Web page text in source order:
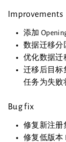
Improvements
添加
数据迁移分
优化数据迁
迁移后目标
任务为失败
Bug fix
修复新注册
修复低版本